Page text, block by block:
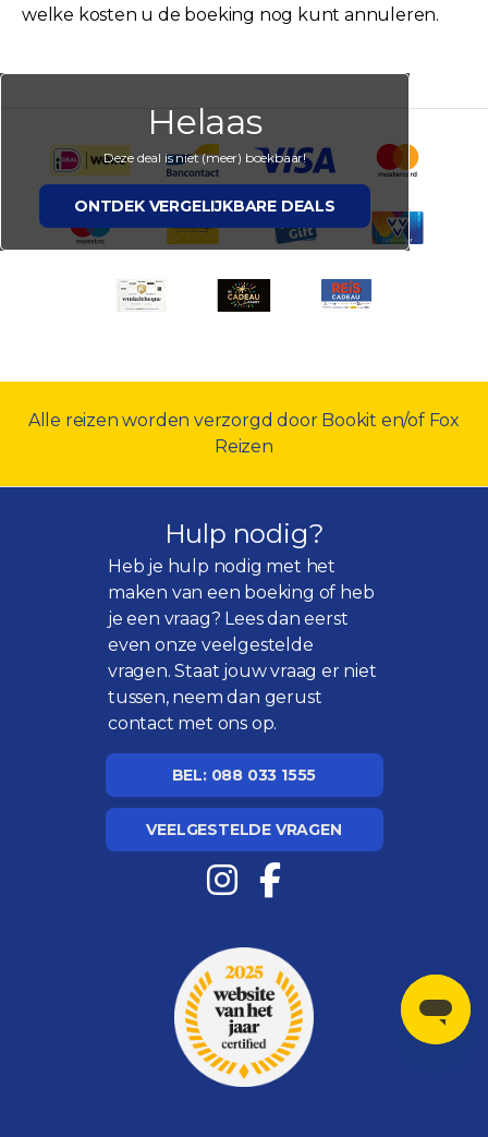
welke kosten u de boeking nog kunt annuleren.
Helaas
Deze deal is niet (meer) boekbaar!
ONTDEK VERGELIJKBARE DEALS
Alle reizen worden verzorgd door Bookit en/of Fox
Reizen
Hulp nodig?
Heb je hulp nodig met het
maken van een boeking of heb
je een vraag? Lees dan eerst
even onzeveelgestelde
vragen. Staat jouw vraag er niet
tussen, neem dan gerust
contact met ons op.
BEL: 088 033 1555
VEELGESTELDE VRAGEN